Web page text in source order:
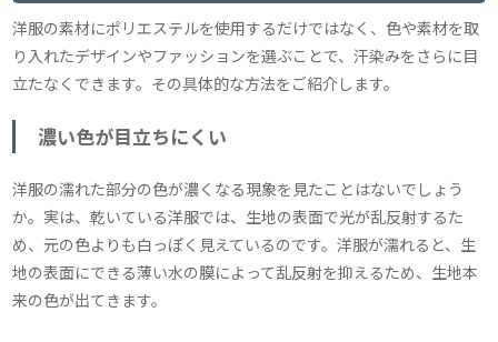
洋服の素材にポリエステルを使用するだけではなく、色や素材を取
り入れたデザインやファッションを選ぶことで、汗染みをさらに目
立たなくできます。その具体的な方法をご紹介します。
濃い色が目立ちにくい
洋服の濡れた部分の色が濃くなる現象を見たことはないでしょう
か。実は、乾いている洋服では、生地の表面で光が乱反射するた
め、元の色よりも白っぽく見えているのです。洋服が濡れると、生
地の表面にできる薄い水の膜によって乱反射を抑えるため、生地本
来の色が出てきます。